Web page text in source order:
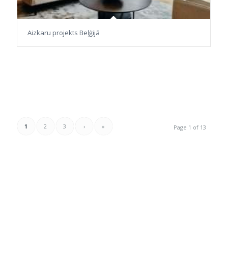
Aizkaru projekts Beļģijā
Page 1 of 13
1 2 3 › »